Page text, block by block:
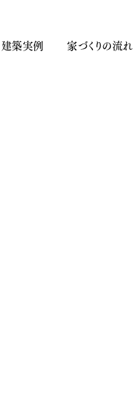
建築実例 家づくりの流れ